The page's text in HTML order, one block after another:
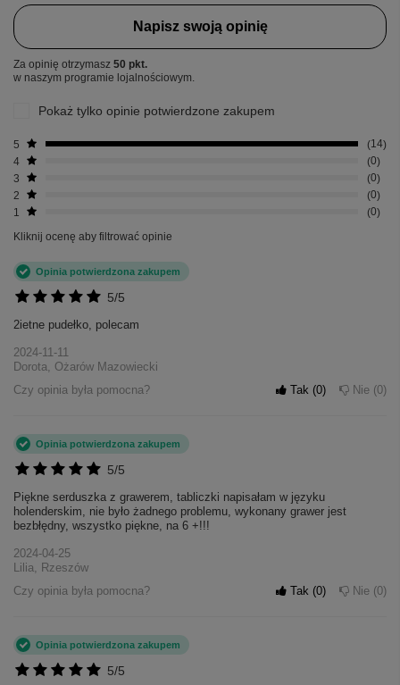
Napisz swoją opinię
Za opinię otrzymasz 50 pkt.
w naszym programie lojalnościowym.
Pokaż tylko opinie potwierdzone zakupem
5
14
4
0
3
0
2
0
1
0
Kliknij ocenę aby filtrować opinie
5/5
Opinia potwierdzona zakupem
2ietne pudełko, polecam
2024-11-11
Dorota, Ożarów Mazowiecki
Czy opinia była pomocna?
Tak 0 Nie 0
5/5
Opinia potwierdzona zakupem
Piękne serduszka z grawerem, tabliczki napisałam w języku
holenderskim, nie było żadnego problemu, wykonany grawer jest
bezbłędny, wszystko piękne, na 6 +!!!
2024-04-25
Lilia, Rzeszów
Czy opinia była pomocna?
Tak 0 Nie 0
5/5
Opinia potwierdzona zakupem